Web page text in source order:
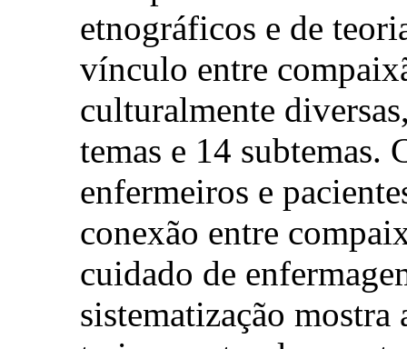
etnográficos e de
vínculo entre
culturalmente
temas e 14 subtemas.
enfermeiros e
conexão entre
cuidado de
sistematização mostra